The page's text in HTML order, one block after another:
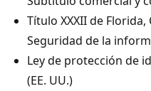
Título XXXII de
Seguridad de la
Ley de protección de
(EE. UU.)